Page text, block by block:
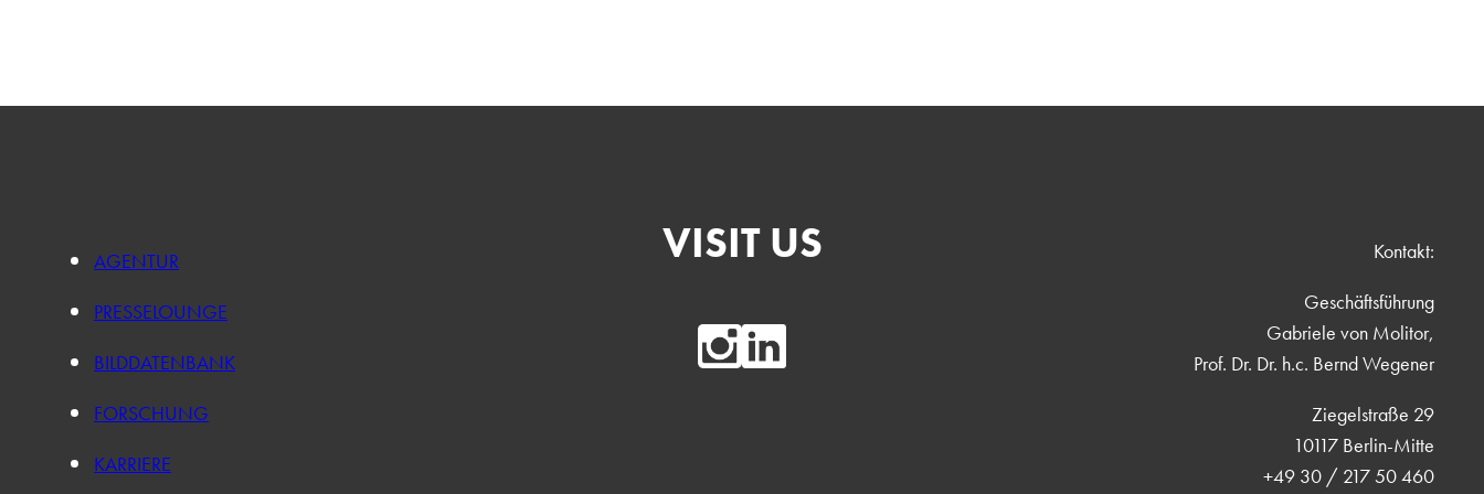
AGENTUR
PRESSELOUNGE
BILDDATENBANK
FORSCHUNG
KARRIERE
VISIT US
Kontakt:
Geschäftsführung
Gabriele von Molitor,
Prof. Dr. Dr. h.c. Bernd Wegener
Ziegelstraße 29
10117 Berlin-Mitte
+49 30 / 217 50 460